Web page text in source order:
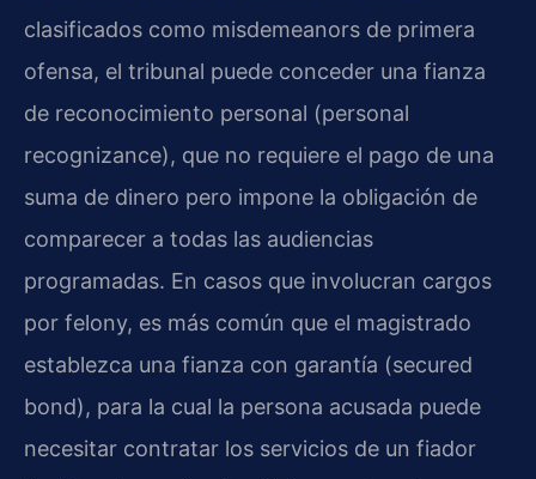
clasificados como misdemeanors de primera
ofensa, el tribunal puede conceder una fianza
de reconocimiento personal (personal
recognizance), que no requiere el pago de una
suma de dinero pero impone la obligación de
comparecer a todas las audiencias
programadas. En casos que involucran cargos
por felony, es más común que el magistrado
establezca una fianza con garantía (secured
bond), para la cual la persona acusada puede
necesitar contratar los servicios de un fiador